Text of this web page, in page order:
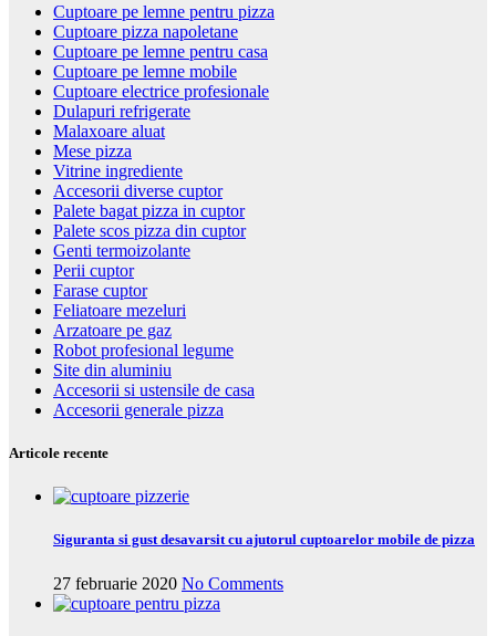
Cuptoare pe lemne pentru pizza
Cuptoare pizza napoletane
Cuptoare pe lemne pentru casa
Cuptoare pe lemne mobile
Cuptoare electrice profesionale
Dulapuri refrigerate
Malaxoare aluat
Mese pizza
Vitrine ingrediente
Accesorii diverse cuptor
Palete bagat pizza in cuptor
Palete scos pizza din cuptor
Genti termoizolante
Perii cuptor
Farase cuptor
Feliatoare mezeluri
Arzatoare pe gaz
Robot profesional legume
Site din aluminiu
Accesorii si ustensile de casa
Accesorii generale pizza
Articole recente
Siguranta si gust desavarsit cu ajutorul cuptoarelor mobile de pizza
27 februarie 2020 No Comments